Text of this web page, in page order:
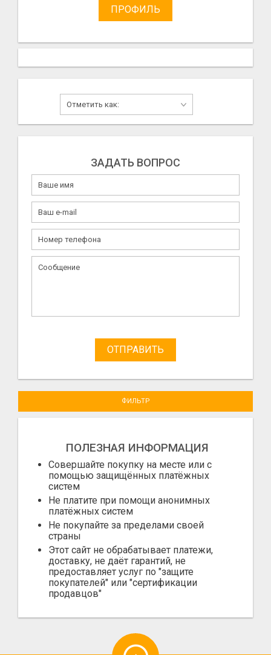
ПРОФИЛЬ
ЗАДАТЬ ВОПРОС
ОТПРАВИТЬ
ФИЛЬТР
ПОЛЕЗНАЯ ИНФОРМАЦИЯ
Совершайте покупку на месте или с
помощью защищённых платёжных
систем
Не платите при помощи анонимных
платёжных систем
Не покупайте за пределами своей
страны
Этот сайт не обрабатывает платежи,
доставку, не даёт гарантий, не
предоставляет услуг по "защите
покупателей" или "сертификации
продавцов"